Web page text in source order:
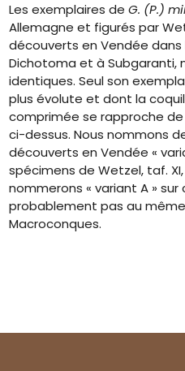
Les exemplaires deG. (P.)
Allemagne et figurés par
découverts en Vendée dans
Dichotoma et à Subgaranti,
identiques. Seul son
plus évolute et dont la
comprimée se rapproche
ci-dessus. Nous nommons
découverts en Vendée «
spécimens de Wetzel, taf. XI,
nommerons « variant A »
probablement pas au
Macroconques.